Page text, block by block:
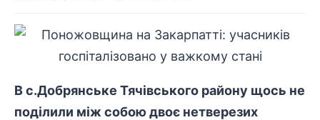
В с.Добрянське Тячівського району щось не
поділили між собою двоє нетверезих